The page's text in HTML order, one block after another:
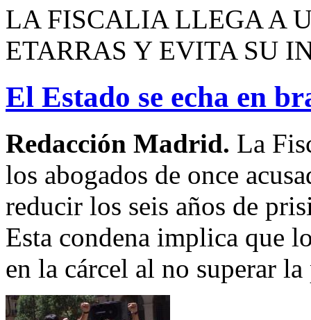
LA FISCALIA LLEGA A
ETARRAS Y EVITA SU
El Estado se echa en
Redacción Madrid. La
los abogados de once
reducir los seis años de
Esta condena implica que
en la cárcel al no superar